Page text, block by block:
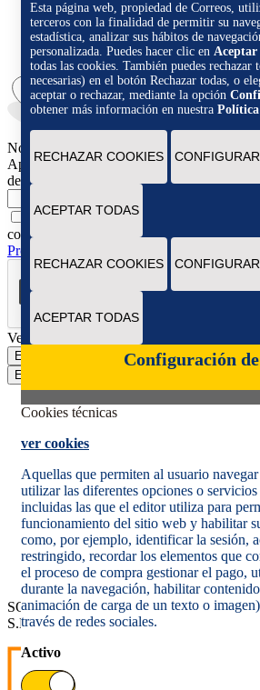
Novedades
Apúntate para recibir novedades,
de Correos Market
Marcando esta casilla consiento la
comunicaciones comerciales de acuerdo
Protección de datos Novedades de Correos
Verificación reCAPTCHA
Enviar
Enviar
Política de cookies
Aviso legal
Condiciones del servicio
Política de Privacidad Web
Informe de transparencia
SOCIEDAD ESTATAL CORREOS Y
S.M.E. Todos los derechos reservados.
Esta página web, propiedad de Correos,
terceros con la finalidad de permitir su
estadística, analizar sus hábitos de
personalizada. Puedes hacer clic en Aceptar
todas las cookies. También puedes rechazar
necesarias) en el botón Rechazar todas, o
aceptar o rechazar, mediante la opción
obtener más información en nuestra Política
RECHAZAR COOKIES
ACEPTAR TODAS
RECHAZAR COOKIES
ACEPTAR TODAS
Configuración
Cookies técnicas
ver cookies
Aquellas que permiten al usuario
utilizar las diferentes opciones o
incluidas las que el editor utiliza para
funcionamiento del sitio web y habilitar
como, por ejemplo, identificar la sesión,
restringido, recordar los elementos que
el proceso de compra gestionar el pago,
durante la navegación, habilitar
animación de carga de un texto o
través de redes sociales.
Activo